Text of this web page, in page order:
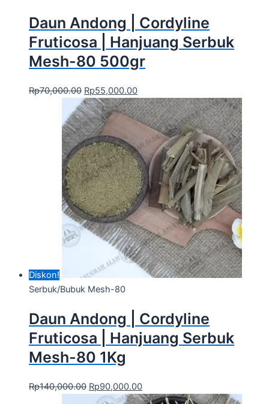
Daun Andong | Cordyline
Fruticosa | Hanjuang Serbuk
Mesh-80 500gr
Rp70,000.00 Rp55,000.00
Diskon!
Serbuk/Bubuk Mesh-80
Daun Andong | Cordyline
Fruticosa | Hanjuang Serbuk
Mesh-80 1Kg
Rp140,000.00 Rp90,000.00